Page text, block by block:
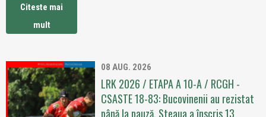
Citeste mai
mult
08 AUG. 2026
LRK 2026 / ETAPA A 10-A / RCGH -
CSASTE 18-83: Bucovinenii au rezistat
până la pauză, Steaua a înscris 13